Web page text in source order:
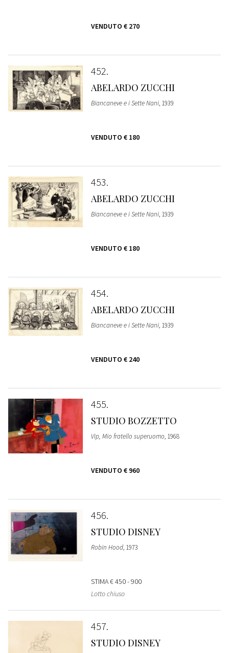
VENDUTO € 270
452
ABELARDO ZUCCHI
Biancaneve e i Sette Nani, 1939
VENDUTO € 180
453
ABELARDO ZUCCHI
Biancaneve e i Sette Nani, 1939
VENDUTO € 180
454
ABELARDO ZUCCHI
Biancaneve e i Sette Nani, 1939
VENDUTO € 240
455
STUDIO BOZZETTO
Vip, Mio fratello superuomo, 1968
VENDUTO € 960
456
STUDIO DISNEY
Robin Hood, 1973
STIMA€ 450 - 900
Lotto chiuso
457
STUDIO DISNEY